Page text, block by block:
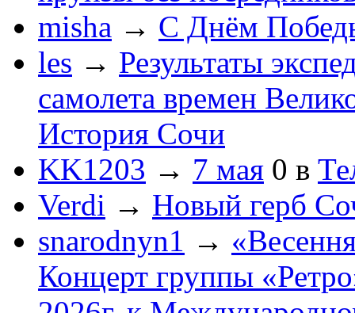
misha → С Днём
les → Результаты
самолета времен
История Сочи
KK1203 → 7 мая 0 в
Verdi → Новый герб
snarodnyn1 →
Концерт группы